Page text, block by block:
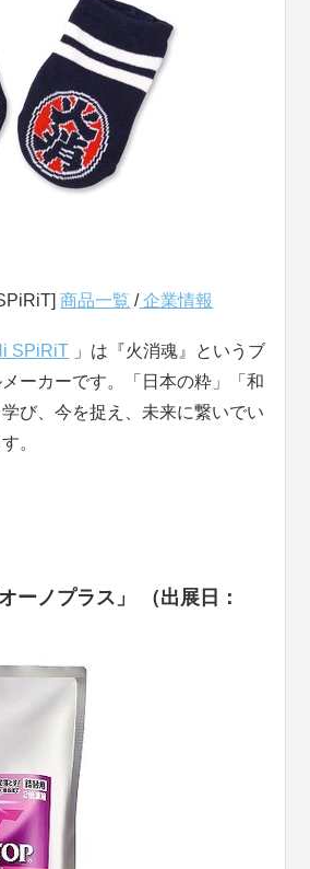
商品一覧 /企業情報
SPiRiT 」は『火消魂』というブ
ーカーです。「日本の粋」「和
び、今を捉え、未来に繋いでい
。
ーノプラス」 （出展日：